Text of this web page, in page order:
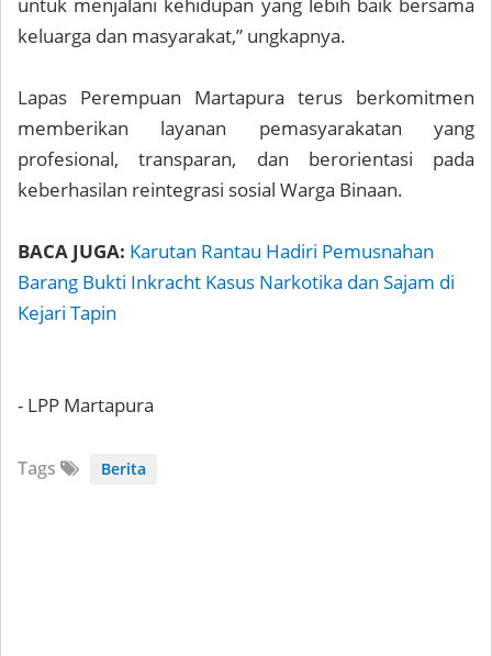
keluarga dan masyarakat,” ungkapnya.
Lapas Perempuan Martapura terus berkomitmen
memberikan layanan pemasyarakatan yang
profesional, transparan, dan berorientasi pada
keberhasilan reintegrasi sosial Warga Binaan.
BACA JUGA: Karutan Rantau Hadiri Pemusnahan
Barang Bukti Inkracht Kasus Narkotika dan Sajam di
Kejari Tapin
- LPP Martapura
Tags Berita